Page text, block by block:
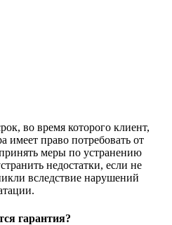
во время которого клиент,
имеет право потребовать от
меры по устранению
недостатки, если не
вследствие нарушений
гарантия?